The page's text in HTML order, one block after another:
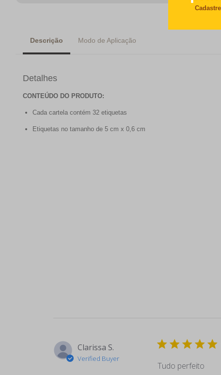
Descrição Modo de Aplicação
Detalhes
CONTEÚDO DO PRODUTO:
Cada cartela contém 32 etiquetas
Etiquetas no tamanho de 5 cm x 0,6 cm
Clarissa S.
Verified Buyer
Tudo perfeito